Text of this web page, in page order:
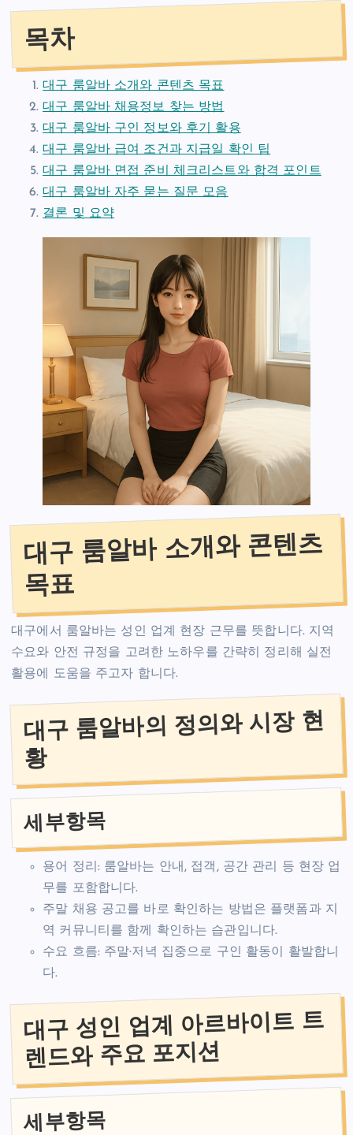
목차
대구 룸알바 소개와 콘텐츠 목표
대구 룸알바 채용정보 찾는 방법
대구 룸알바 구인 정보와 후기 활용
대구 룸알바 급여 조건과 지급일 확인 팁
대구 룸알바 면접 준비 체크리스트와 합격 포인트
대구 룸알바 자주 묻는 질문 모음
결론 및 요약
대구 룸알바 소개와 콘텐츠
목표
대구에서 룸알바는 성인 업계 현장 근무를 뜻합니다. 지역
수요와 안전 규정을 고려한 노하우를 간략히 정리해 실전
활용에 도움을 주고자 합니다.
대구 룸알바의 정의와 시장 현
황
세부항목
용어 정리: 룸알바는 안내, 접객, 공간 관리 등 현장 업
무를 포함합니다.
주말 채용 공고를 바로 확인하는 방법은 플랫폼과 지
역 커뮤니티를 함께 확인하는 습관입니다.
수요 흐름: 주말·저녁 집중으로 구인 활동이 활발합니
다.
대구 성인 업계 아르바이트 트
렌드와 주요 포지션
세부항목